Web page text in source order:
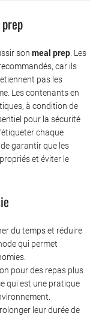
son meal prep . Les
car ils
pas les
Les contenants en
à condition de
pour la sécurité
chaque
garantir que les
et éviter le
du temps et réduire
qui permet
pour des repas plus
qui est une pratique
leur durée de